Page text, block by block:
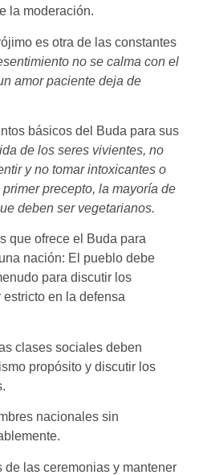
la moderación.
es otra de las constantes
no se calma con el
amor paciente deja de
básicos del Buda para sus
de los seres vivientes, no
y no tomar intoxicantes o
precepto, la mayoría de
deben ser vegetarianos.
que ofrece el Buda para
nación: El pueblo debe
para discutir los
en la defensa
clases sociales deben
propósito y discutir los
nacionales sin
de las ceremonias y mantener